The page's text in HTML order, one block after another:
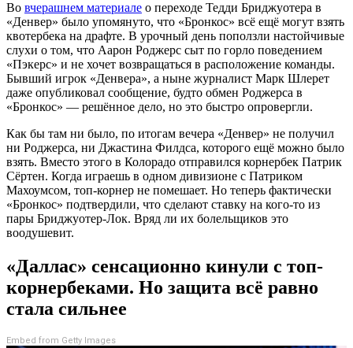
Во вчерашнем материале о переходе Тедди Бриджуотера в
«Денвер» было упомянуто, что «Бронкос» всё ещё могут взять
квотербека на драфте. В урочный день поползли настойчивые
слухи о том, что Аарон Роджерс сыт по горло поведением
«Пэкерс» и не хочет возвращаться в расположение команды.
Бывший игрок «Денвера», а ныне журналист Марк Шлерет
даже опубликовал сообщение, будто обмен Роджерса в
«Бронкос» — решённое дело, но это быстро опровергли.
Как бы там ни было, по итогам вечера «Денвер» не получил
ни Роджерса, ни Джастина Филдса, которого ещё можно было
взять. Вместо этого в Колорадо отправился корнербек Патрик
Сёртен. Когда играешь в одном дивизионе с Патриком
Махоумсом, топ-корнер не помешает. Но теперь фактически
«Бронкос» подтвердили, что сделают ставку на кого-то из
пары Бриджуотер-Лок. Вряд ли их болельщиков это
воодушевит.
«Даллас» сенсационно кинули с топ-
корнербеками. Но защита всё равно
стала сильнее
Embed from Getty Images